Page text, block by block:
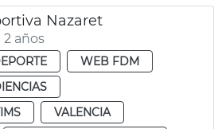
Nazaret
años
WEB FDM
VALENCIA